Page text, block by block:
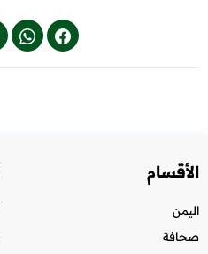
الأقسام
اليمن
صحافة